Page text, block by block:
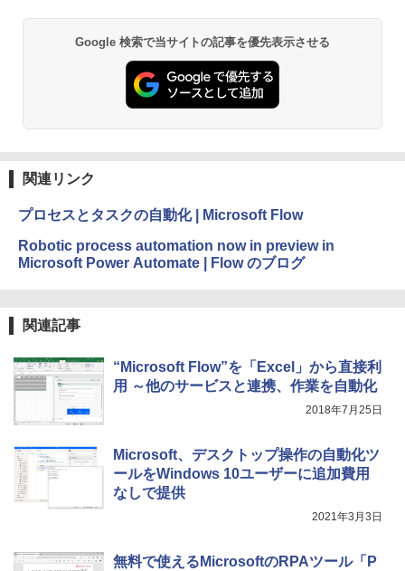
￥19,980
Kindle Paperwhite シグニチャーエディ
ション (32GB) 7インチディスプレイ、明
ージ、防水、7インチカラーディスプレ
イ、色調調節ライト、最大8週間持続バッ
New Amazon Kindle Scribe Colorsoft |
11インチカラーディスプレイ、64GBスト
レージ、ノート機能搭載、明るさ自動調
￥115,980
Google 検索で当サイトの記事を優先表示させる
関連リンク
プロセスとタスクの自動化 | Microsoft Flow
Robotic process automation now in preview in
Microsoft Power Automate | Flow のブログ
関連記事
“Microsoft Flow”を「Excel」から直接利
用 ～他のサービスと連携、作業を自動化
2018年7月25日
Microsoft、デスクトップ操作の自動化ツ
ールをWindows 10ユーザーに追加費用
なしで提供
2021年3月3日
無料で使えるMicrosoftのRPAツール「P